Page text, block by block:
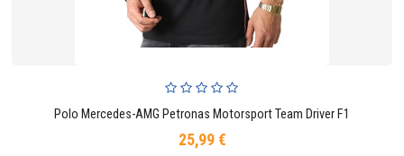
Polo Mercedes-AMG Petronas Motorsport Team Driver F1
25,99 €Prix